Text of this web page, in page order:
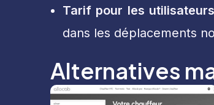
Tarif pour les
dans les déplacements
Alternatives